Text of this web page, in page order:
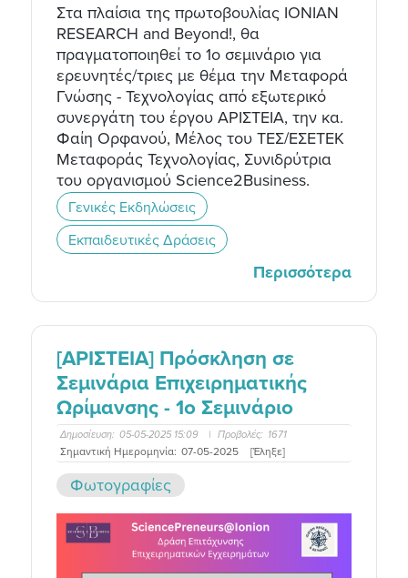
Στα πλαίσια της πρωτοβουλίας IONIAN
RESEARCH and Beyond!, θα
πραγματοποιηθεί το 1ο σεμινάριο για
ερευνητές/τριες με θέμα την Μεταφορά
Γνώσης - Τεχνολογίας από εξωτερικό
συνεργάτη του έργου ΑΡΙΣΤΕΙΑ, την κα.
Φαίη Ορφανού, Μέλος του ΤΕΣ/ΕΣΕΤΕΚ
Μεταφοράς Τεχνολογίας, Συνιδρύτρια
του οργανισμού Science2Business.
Γενικές Εκδηλώσεις
Εκπαιδευτικές Δράσεις
Περισσότερα
[ΑΡΙΣΤΕΙΑ] Πρόσκληση σε
Σεμινάρια Επιχειρηματικής
Ωρίμανσης - 1ο Σεμινάριο
Δημοσίευση: 05-05-2025 15:09 | Προβολές: 1671
Σημαντική Ημερομηνία: 07-05-2025 [Έληξε]
Φωτογραφίες